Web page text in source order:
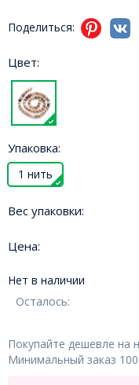
Поделиться:
Цвет:
Упаковка:
1 нить
Вес упаковки:
Цена:
Нет в наличии
Осталось:
Покупайте дешевле на
Минимальный заказ